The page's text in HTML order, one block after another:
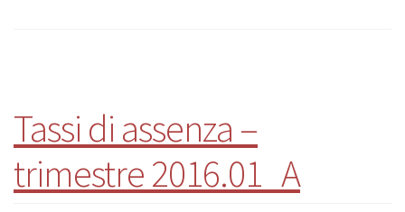
Tassi di assenza –
trimestre 2016.01_A